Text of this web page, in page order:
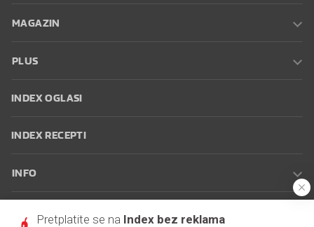
MAGAZIN
PLUS
INDEX OGLASI
INDEX RECEPTI
INFO
korištenja
Postavke kolačića
Pretplatite se na Index bez reklama